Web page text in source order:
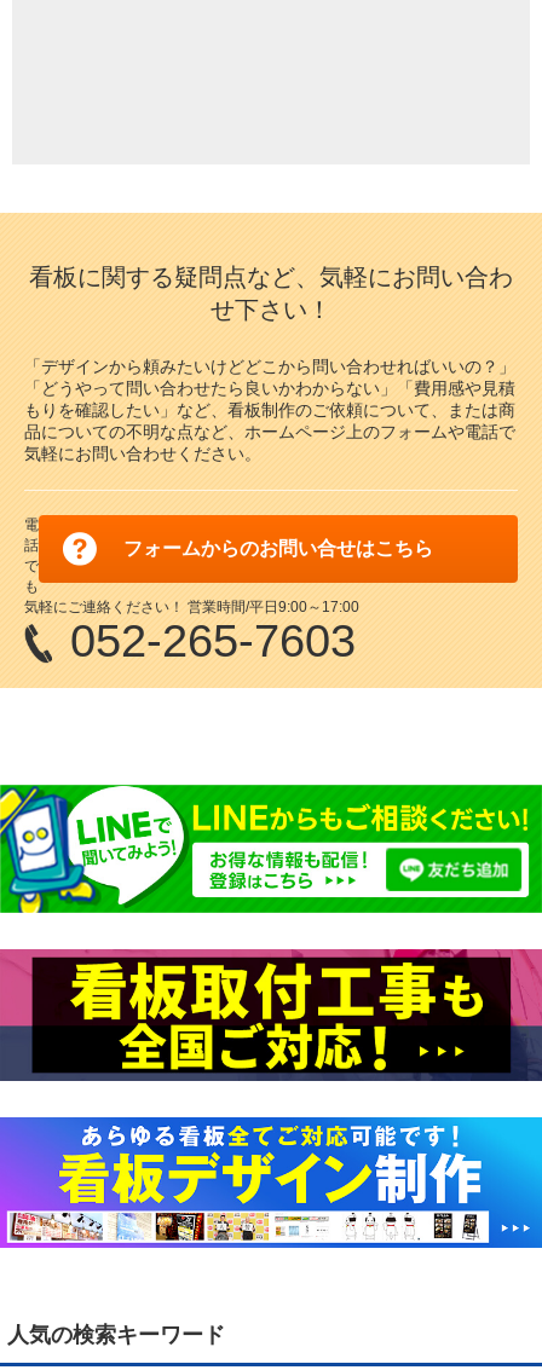
看板に関する疑問点など、気軽にお問い合わ
せ下さい！
「デザインから頼みたいけどどこから問い合わせればいいの？」
「どうやって問い合わせたら良いかわからない」「費用感や見積
もりを確認したい」など、看板制作のご依頼について、または商
品についての不明な点など、ホームページ上のフォームや電話で
気軽にお問い合わせください。
フォームからのお問い合せはこちら
電
話
で
も
気軽にご連絡ください！ 営業時間/平日9:00～17:00
052-265-7603
人気の検索キーワード